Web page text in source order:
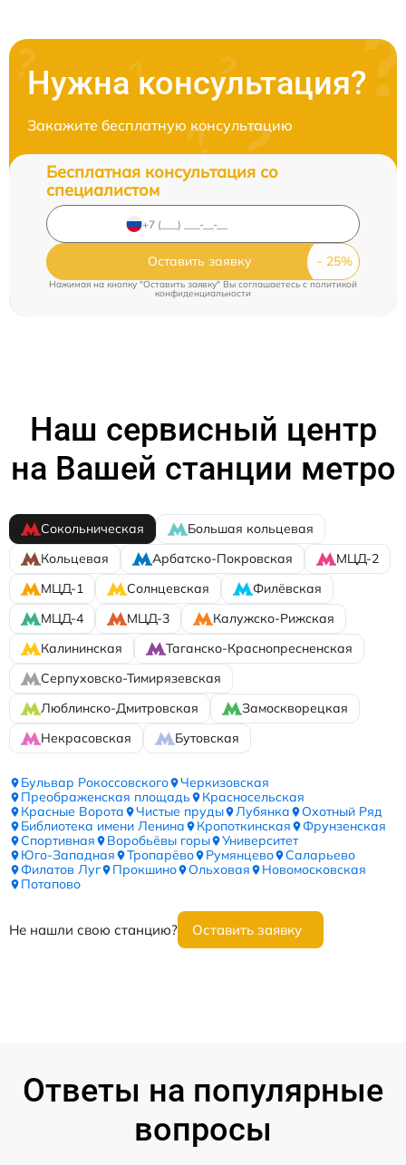
Нужна консультация?
Закажите бесплатную консультацию
Бесплатная консультация со
специалистом
Оставить заявку
Нажимая на кнопку "Оставить заявку" Вы соглашаетесь c политикой
конфиденциальности
Наш сервисный центр
на Вашей станции метро
Сокольническая
Большая кольцевая
Кольцевая
Арбатско-Покровская
МЦД-2
МЦД-1
Солнцевская
Филёвская
МЦД-4
МЦД-3
Калужско-Рижская
Калининская
Таганско-Краснопресненская
Серпуховско-Тимирязевская
Люблинско-Дмитровская
Замоскворецкая
Некрасовская
Бутовская
Бульвар Рокоссовского
Черкизовская
Преображенская площадь
Красносельская
Красные Ворота
Чистые пруды Лубянка
Охотный Ряд
Библиотека имени Ленина
Кропоткинская
Фрунзенская
Спортивная
Воробьёвы горы
Университет
Юго-Западная
Тропарёво Румянцево
Саларьево
Филатов Луг
Прокшино Ольховая
Новомосковская
Потапово
Не нашли свою станцию? Оставить заявку
Ответы на популярные
вопросы